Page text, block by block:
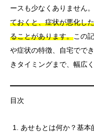
ースも少なくありません。
ておくと、症状が悪化し
ることがあります。この
や症状の特徴、自宅でで
きタイミングまで、幅広
目次
あせもとは何か？基本